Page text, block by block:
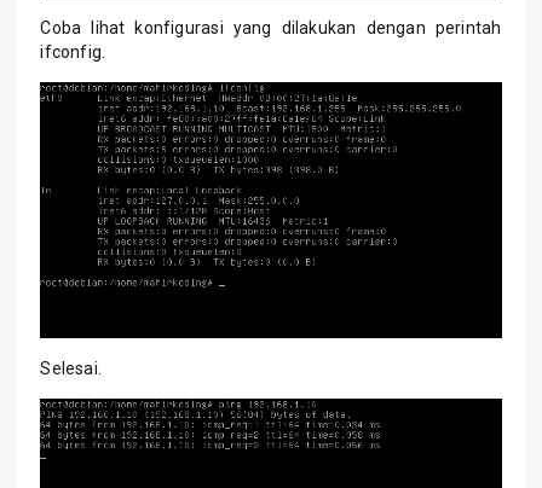
Coba lihat konfigurasi yang dilakukan dengan perintah
ifconfig.
Selesai.